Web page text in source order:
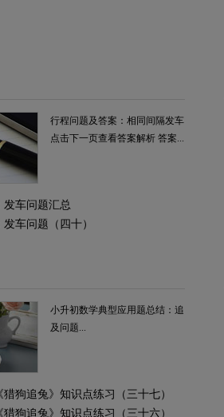
行程问题及答案：相同间隔发车
点击下一页查看答案解析 答案...
发车问题汇总
车问题（四十）
小升初数学典型应用题总结：追
及问题...
狗追兔》知识点练习（三十七）
狗追兔》知识点练习（三十六）